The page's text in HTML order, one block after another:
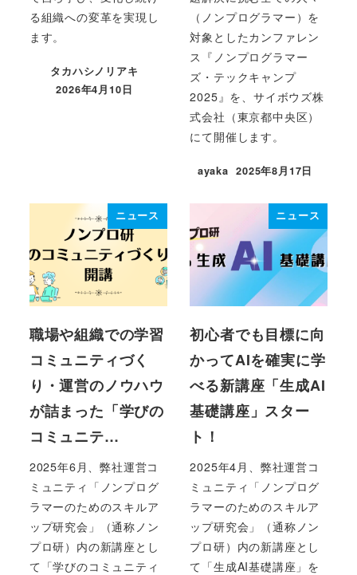
る組織への変革を実現し
ます。
タカハシノリアキ
投稿日
2026年4月10日
（ノンプログラマー）を
対象としたカンファレン
ス『ノンプログラマー
ズ・テックキャンプ
2025』を、サイボウズ株
式会社（東京都中央区）
にて開催します。
ayaka
投稿日
2025年8月17日
ニュース
職場や組織での学習
コミュニティづく
り・運営のノウハウ
が詰まった「学びの
コミュニテ…
2025年6月、弊社運営コ
ミュニティ「ノンプログ
ラマーのためのスキルア
ップ研究会」（通称ノン
プロ研）内の新講座とし
て「学びのコミュニティ
ニュース
初心者でも目標に向
かってAIを確実に学
べる新講座「生成AI
基礎講座」スター
ト！
2025年4月、弊社運営コ
ミュニティ「ノンプログ
ラマーのためのスキルア
ップ研究会」（通称ノン
プロ研）内の新講座とし
て「生成AI基礎講座」を